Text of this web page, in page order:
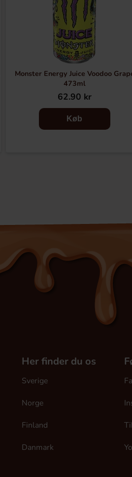
Monster Energy Juice Voodoo
473ml
62.90 kr
Køb
Her finder du os
Sverige
Norge
Finland
Danmark